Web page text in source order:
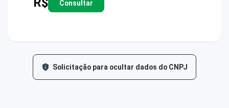
Consultar
Solicitação para ocultar dados do CNPJ